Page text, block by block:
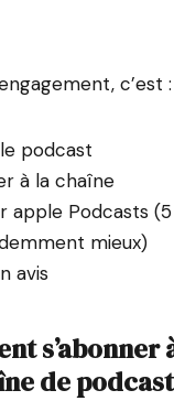
c’est :
podcast
à la chaîne
apple Podcasts
mieux)
avis
s’abonner
de